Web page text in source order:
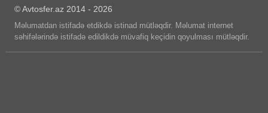
© Avtosfer.az 2014 - 2026
Məlumatdan istifadə etdikdə istinad mütləqdir. Məlumat internet
səhifələrində istifadə edildikdə müvafiq keçidin qoyulması mütləqdir.